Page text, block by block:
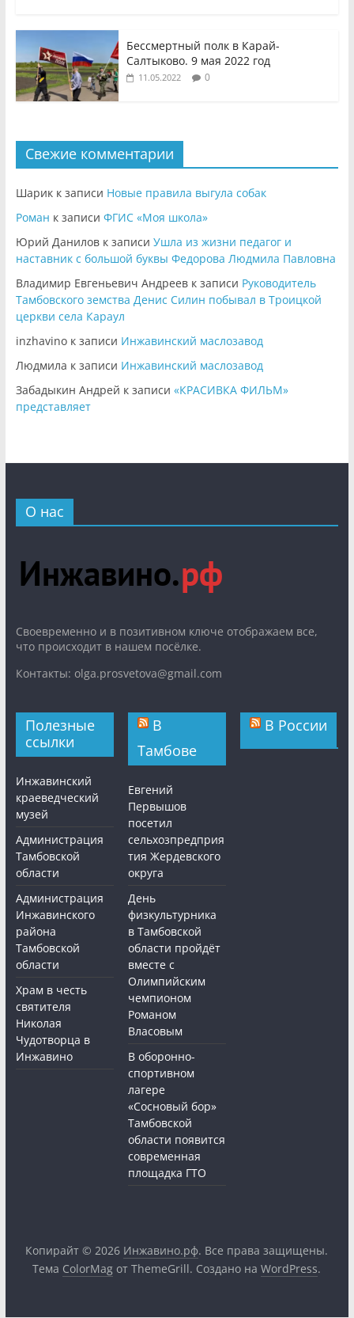
Бессмертный полк в Карай-
Салтыково. 9 мая 2022 год
11.05.2022 0
Свежие комментарии
Шарикк записи Новые правила выгула собак
Роман к записи ФГИС «Моя школа»
Юрий Даниловк записи Ушла из жизни педагог и
наставник с большой буквы Федорова Людмила Павловна
Владимир Евгеньевич Андреевк записи Руководитель
Тамбовского земства Денис Силин побывал в Троицкой
церкви села Караул
inzhavinoк записи Инжавинский маслозавод
Людмила к записи Инжавинский маслозавод
Забадыкин Андрей к записи «КРАСИВКА ФИЛЬМ»
представляет
О нас
Cвоевременно и в позитивном ключе отображаем все,
что происходит в нашем посёлке.
Контакты: olga.prosvetova@gmail.com
Полезные
ссылки
Инжавинский
краеведческий
музей
Администрация
Тамбовской
области
Администрация
Инжавинского
района
Тамбовской
области
Храм в честь
святителя
Николая
Чудотворца в
Инжавино
В
Тамбове
Евгений
Первышов
посетил
сельхозпредприя
тия Жердевского
округа
День
физкультурника
в Тамбовской
области пройдёт
вместе с
Олимпийским
чемпионом
Романом
Власовым
В оборонно-
спортивном
лагере
«Сосновый бор»
Тамбовской
области появится
современная
площадка ГТО
В России
Копирайт © 2026 Инжавино.рф. Все права защищены.
Тема ColorMag от ThemeGrill. Создано наWordPress.